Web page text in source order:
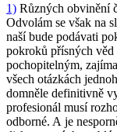
1) Různých obvinění
Odvolám se však na
naší bude podávati
pokroků přísných věd
pochopitelným,
všech otázkách
domněle definitivně
profesionál musí
odborné. A je